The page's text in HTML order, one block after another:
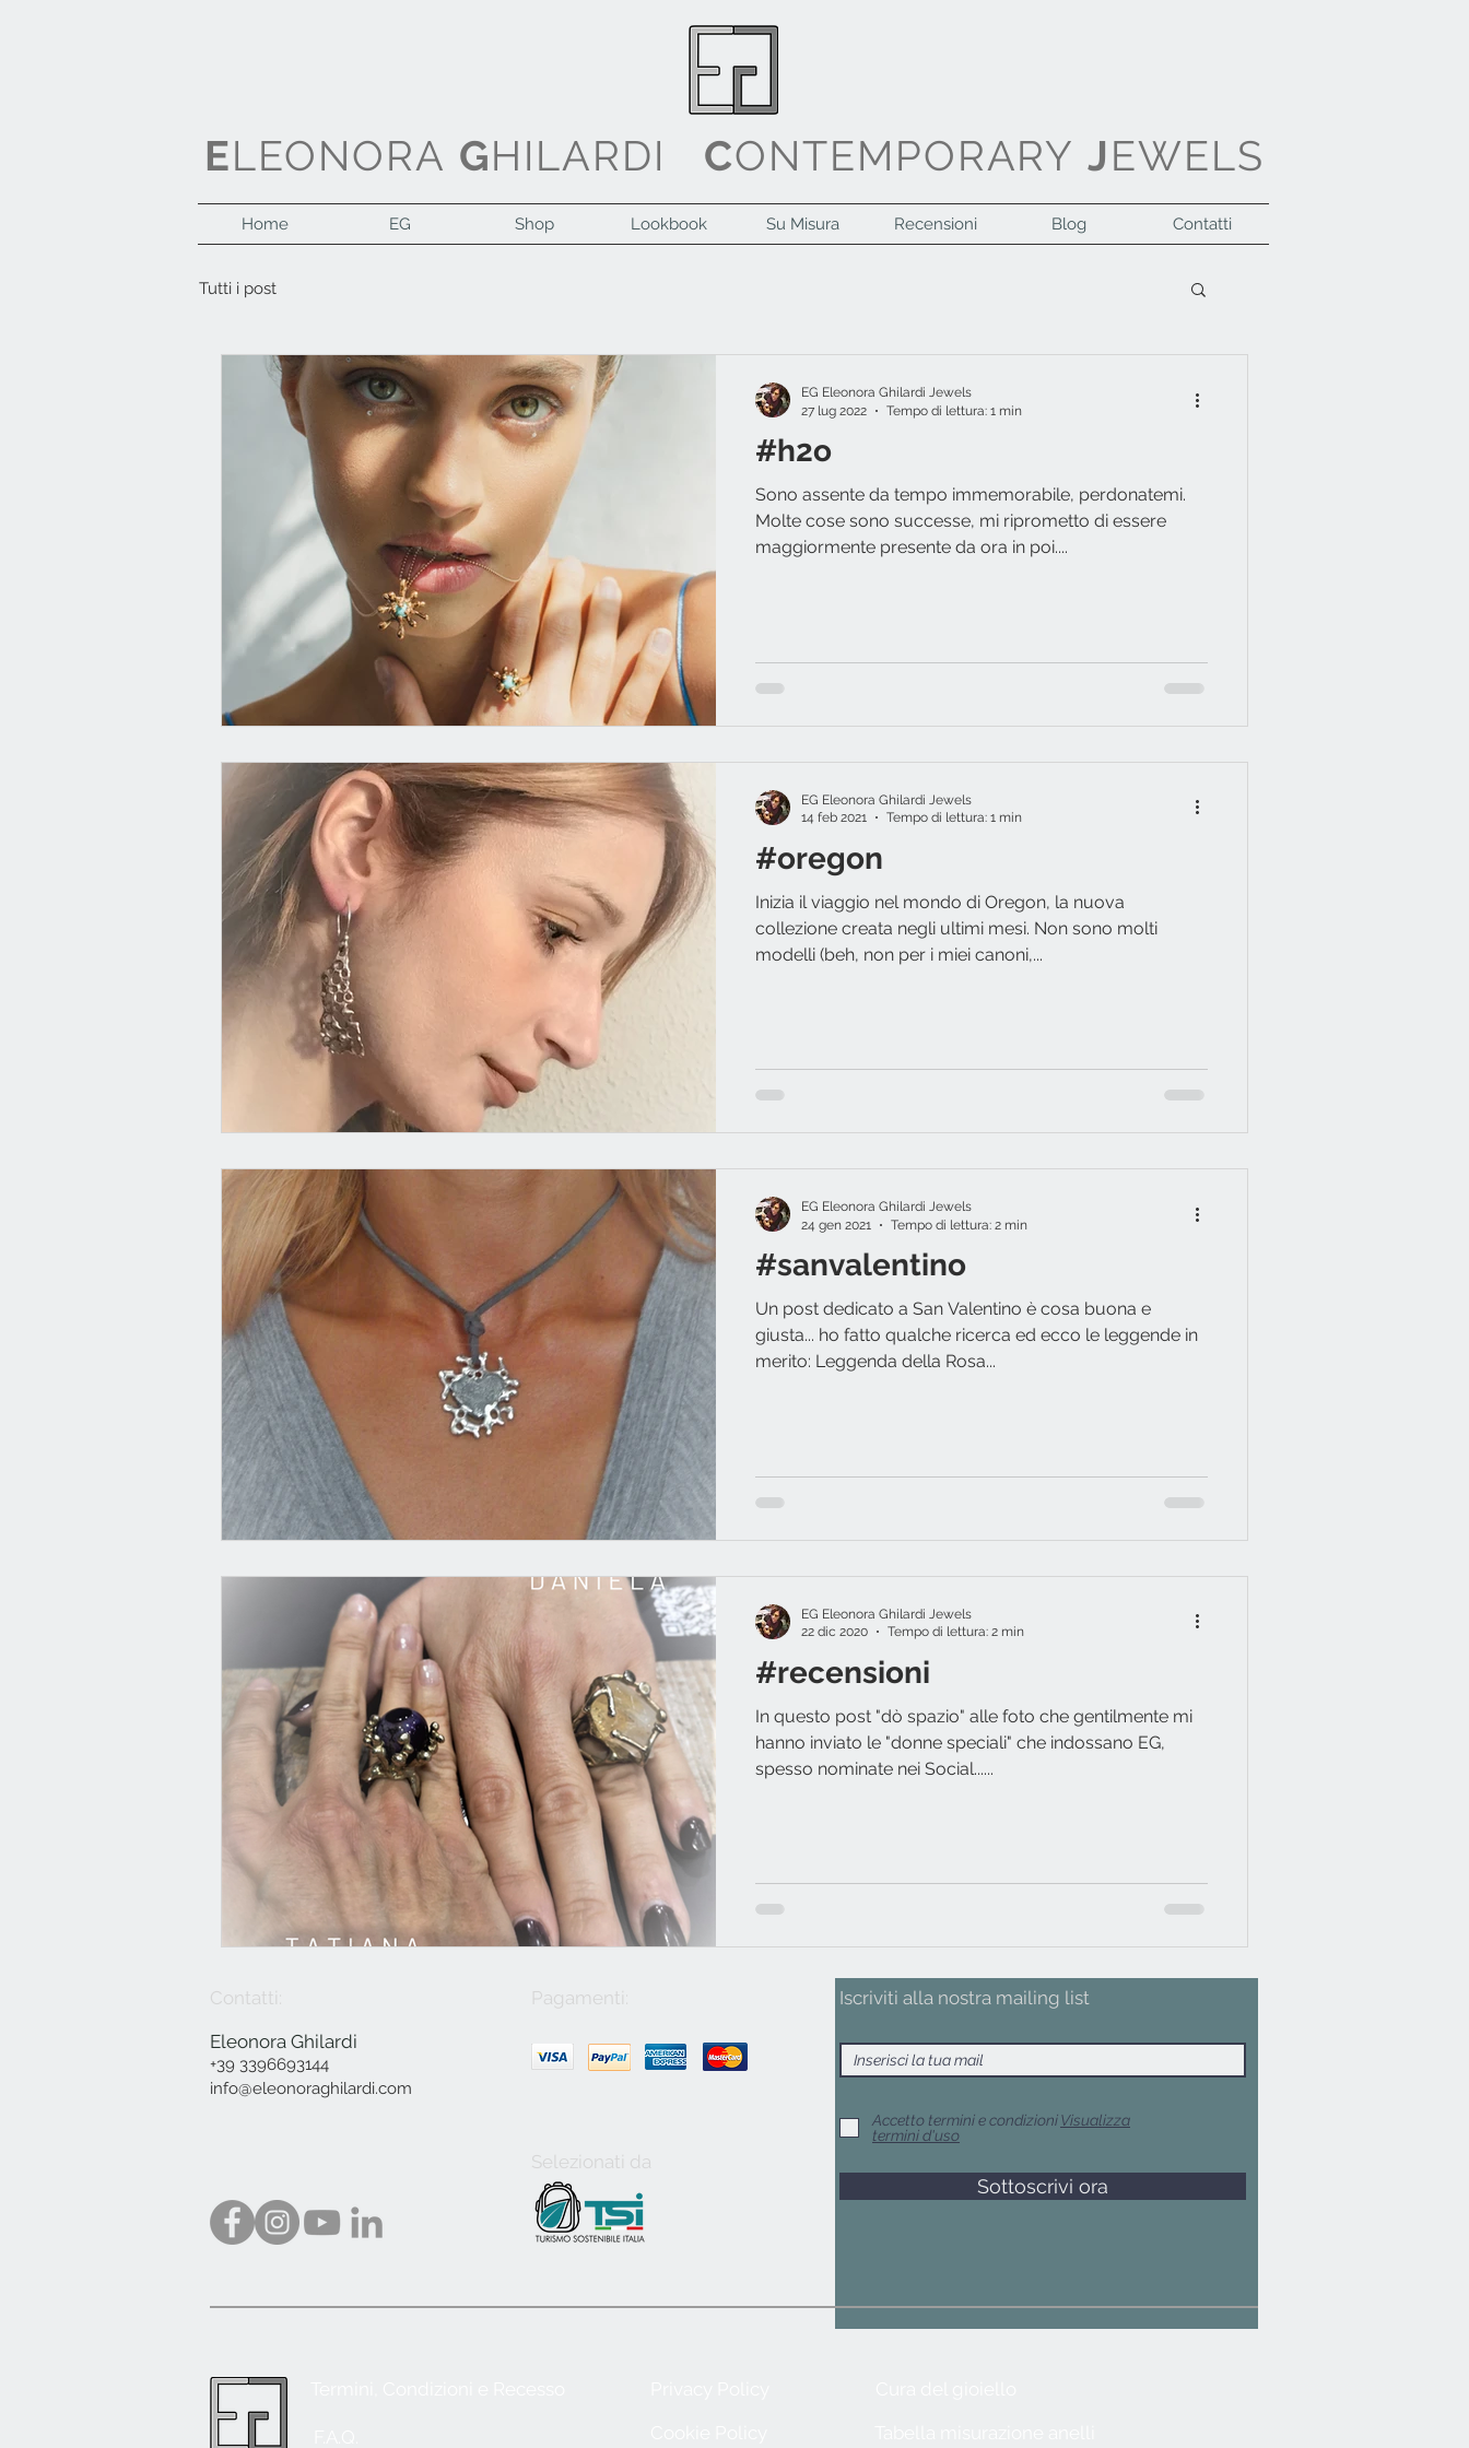
ELEONORA GHILARDI CONTEMPORARYJEWELS
Home EG Shop Lookbook Su Misura Recensioni Blog Contatti
Tutti i post
#h2o
Sono assente da tempo immemorabile, perdonatemi.
Molte cose sono successe, mi riprometto di essere
maggiormente presente da ora in poi....
EG Eleonora Ghilardi Jewels
27 lug 2022
Tempo di lettura: 1 min
#oregon
Inizia il viaggio nel mondo di Oregon, la nuova
collezione creata negli ultimi mesi. Non sono molti
modelli (beh, non per i miei canoni,...
EG Eleonora Ghilardi Jewels
14 feb 2021
Tempo di lettura: 1 min
#sanvalentino
Un post dedicato a San Valentino è cosa buona e
giusta... ho fatto qualche ricerca ed ecco le leggende in
merito: Leggenda della Rosa...
EG Eleonora Ghilardi Jewels
24 gen 2021
Tempo di lettura: 2 min
#recensioni
In questo post "dò spazio" alle foto che gentilmente mi
hanno inviato le "donne speciali" che indossano EG,
spesso nominate nei Social......
EG Eleonora Ghilardi Jewels
22 dic 2020
Tempo di lettura: 2 min
Contatti:
Eleonora Ghilardi
+39 3396693144
info@eleonoraghilardi.com
Pagamenti: Iscriviti alla nostra mailing list
Accetto termini e condizioniVisualizza
termini d'uso
Sottoscrivi ora
Selezionati da